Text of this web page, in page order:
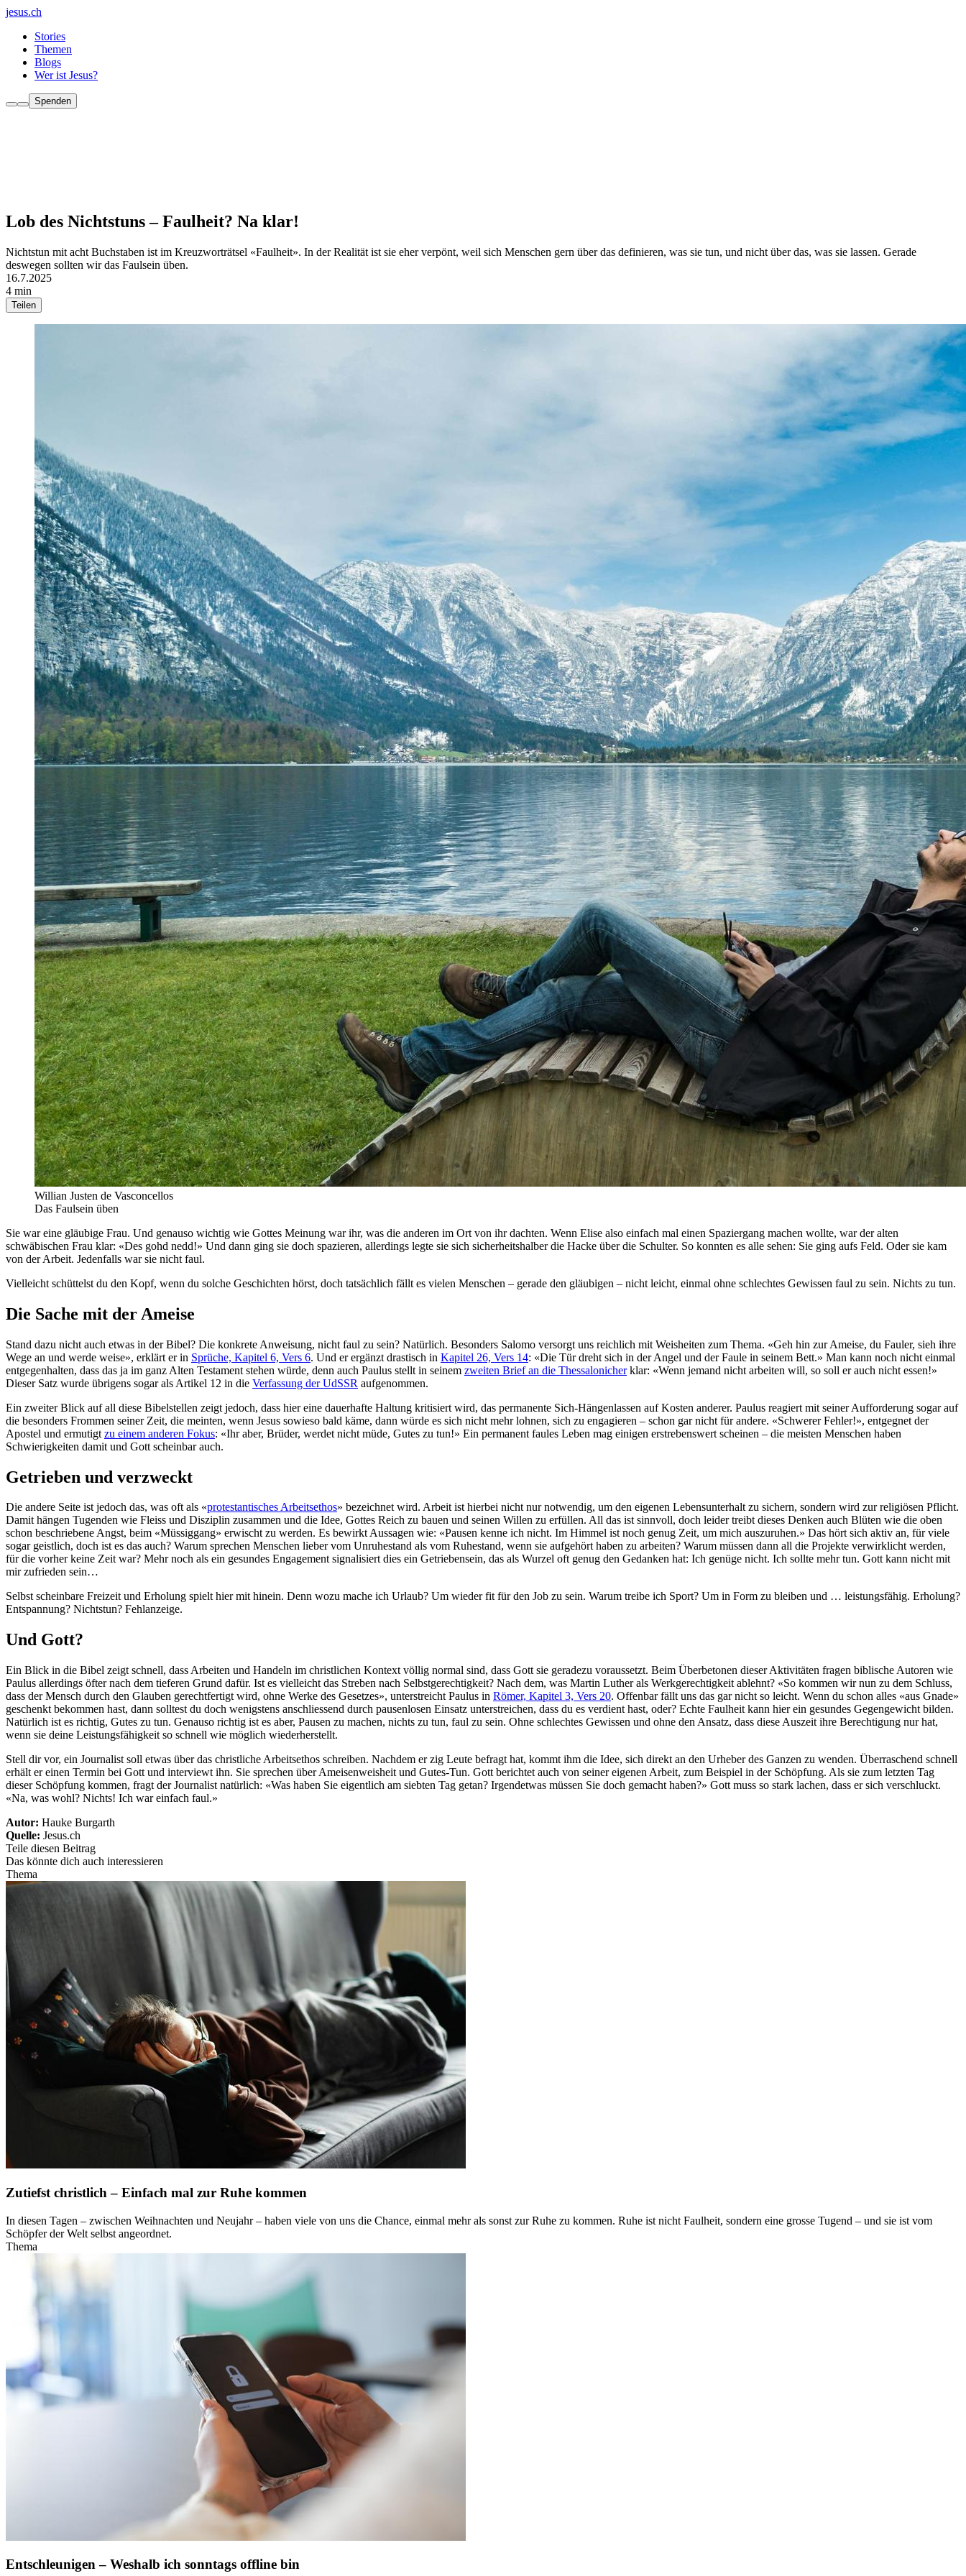
jesus.ch
Stories
Themen
Blogs
Wer ist Jesus?
Spenden
Lob des Nichtstuns – Faulheit? Na klar!
Nichtstun mit acht Buchstaben ist im Kreuzworträtsel «Faulheit». In der Realität ist sie eher verpönt, weil sich Menschen gern über das definieren, was sie tun, und nicht über das, was sie lassen. Gerade
deswegen sollten wir das Faulsein üben.
16.7.2025
4 min
Teilen
Willian Justen de Vasconcellos
Das Faulsein üben
Sie war eine gläubige Frau. Und genauso wichtig wie Gottes Meinung war ihr, was die anderen im Ort von ihr dachten. Wenn Elise also einfach mal einen Spaziergang machen wollte, war der alten
schwäbischen Frau klar: «Des gohd nedd!» Und dann ging sie doch spazieren, allerdings legte sie sich sicherheitshalber die Hacke über die Schulter. So konnten es alle sehen: Sie ging aufs Feld. Oder sie kam
von der Arbeit. Jedenfalls war sie nicht faul.
Vielleicht schüttelst du den Kopf, wenn du solche Geschichten hörst, doch tatsächlich fällt es vielen Menschen – gerade den gläubigen – nicht leicht, einmal ohne schlechtes Gewissen faul zu sein. Nichts zu tun.
Die Sache mit der Ameise
Stand dazu nicht auch etwas in der Bibel? Die konkrete Anweisung, nicht faul zu sein? Natürlich. Besonders Salomo versorgt uns reichlich mit Weisheiten zum Thema. «Geh hin zur Ameise, du Fauler, sieh ihre
Wege an und werde weise», erklärt er in Sprüche, Kapitel 6, Vers 6. Und er ergänzt drastisch in Kapitel 26, Vers 14: «Die Tür dreht sich in der Angel und der Faule in seinem Bett.» Man kann noch nicht einmal
entgegenhalten, dass das ja im ganz Alten Testament stehen würde, denn auch Paulus stellt in seinem zweiten Brief an die Thessalonicherklar: «Wenn jemand nicht arbeiten will, so soll er auch nicht essen!»
Dieser Satz wurde übrigens sogar als Artikel 12 in die Verfassung der UdSSR aufgenommen.
Ein zweiter Blick auf all diese Bibelstellen zeigt jedoch, dass hier eine dauerhafte Haltung kritisiert wird, das permanente Sich-Hängenlassen auf Kosten anderer. Paulus reagiert mit seiner Aufforderung sogar auf
die besonders Frommen seiner Zeit, die meinten, wenn Jesus sowieso bald käme, dann würde es sich nicht mehr lohnen, sich zu engagieren – schon gar nicht für andere. «Schwerer Fehler!», entgegnet der
Apostel und ermutigt zu einem anderen Fokus: «Ihr aber, Brüder, werdet nicht müde, Gutes zu tun!» Ein permanent faules Leben mag einigen erstrebenswert scheinen – die meisten Menschen haben
Schwierigkeiten damit und Gott scheinbar auch.
Getrieben und verzweckt
Die andere Seite ist jedoch das, was oft als «protestantisches Arbeitsethos» bezeichnet wird. Arbeit ist hierbei nicht nur notwendig, um den eigenen Lebensunterhalt zu sichern, sondern wird zur religiösen Pflicht.
Damit hängen Tugenden wie Fleiss und Disziplin zusammen und die Idee, Gottes Reich zu bauen und seinen Willen zu erfüllen. All das ist sinnvoll, doch leider treibt dieses Denken auch Blüten wie die oben
schon beschriebene Angst, beim «Müssiggang» erwischt zu werden. Es bewirkt Aussagen wie: «Pausen kenne ich nicht. Im Himmel ist noch genug Zeit, um mich auszuruhen.» Das hört sich aktiv an, für viele
sogar geistlich, doch ist es das auch? Warum sprechen Menschen lieber vom Unruhestand als vom Ruhestand, wenn sie aufgehört haben zu arbeiten? Warum müssen dann all die Projekte verwirklicht werden,
für die vorher keine Zeit war? Mehr noch als ein gesundes Engagement signalisiert dies ein Getriebensein, das als Wurzel oft genug den Gedanken hat: Ich genüge nicht. Ich sollte mehr tun. Gott kann nicht mit
mir zufrieden sein…
Selbst scheinbare Freizeit und Erholung spielt hier mit hinein. Denn wozu mache ich Urlaub? Um wieder fit für den Job zu sein. Warum treibe ich Sport? Um in Form zu bleiben und … leistungsfähig. Erholung?
Entspannung? Nichtstun? Fehlanzeige.
Und Gott?
Ein Blick in die Bibel zeigt schnell, dass Arbeiten und Handeln im christlichen Kontext völlig normal sind, dass Gott sie geradezu voraussetzt. Beim Überbetonen dieser Aktivitäten fragen biblische Autoren wie
Paulus allerdings öfter nach dem tieferen Grund dafür. Ist es vielleicht das Streben nach Selbstgerechtigkeit? Nach dem, was Martin Luther als Werkgerechtigkeit ablehnt? «So kommen wir nun zu dem Schluss,
dass der Mensch durch den Glauben gerechtfertigt wird, ohne Werke des Gesetzes», unterstreicht Paulus in Römer, Kapitel 3, Vers 20. Offenbar fällt uns das gar nicht so leicht. Wenn du schon alles «aus Gnade»
geschenkt bekommen hast, dann solltest du doch wenigstens anschliessend durch pausenlosen Einsatz unterstreichen, dass du es verdient hast, oder? Echte Faulheit kann hier ein gesundes Gegengewicht bilden.
Natürlich ist es richtig, Gutes zu tun. Genauso richtig ist es aber, Pausen zu machen, nichts zu tun, faul zu sein. Ohne schlechtes Gewissen und ohne den Ansatz, dass diese Auszeit ihre Berechtigung nur hat,
wenn sie deine Leistungsfähigkeit so schnell wie möglich wiederherstellt.
Stell dir vor, ein Journalist soll etwas über das christliche Arbeitsethos schreiben. Nachdem er zig Leute befragt hat, kommt ihm die Idee, sich direkt an den Urheber des Ganzen zu wenden. Überraschend schnell
erhält er einen Termin bei Gott und interviewt ihn. Sie sprechen über Ameisenweisheit und Gutes-Tun. Gott berichtet auch von seiner eigenen Arbeit, zum Beispiel in der Schöpfung. Als sie zum letzten Tag
dieser Schöpfung kommen, fragt der Journalist natürlich: «Was haben Sie eigentlich am siebten Tag getan? Irgendetwas müssen Sie doch gemacht haben?» Gott muss so stark lachen, dass er sich verschluckt.
«Na, was wohl? Nichts! Ich war einfach faul.»
Autor: Hauke Burgarth
Quelle: Jesus.ch
Teile diesen Beitrag
Das könnte dich auch interessieren
Thema
Zutiefst christlich – Einfach mal zur Ruhe kommen
In diesen Tagen – zwischen Weihnachten und Neujahr – haben viele von uns die Chance, einmal mehr als sonst zur Ruhe zu kommen. Ruhe ist nicht Faulheit, sondern eine grosse Tugend – und sie ist vom
Schöpfer der Welt selbst angeordnet.
Thema
Entschleunigen – Weshalb ich sonntags offline bin